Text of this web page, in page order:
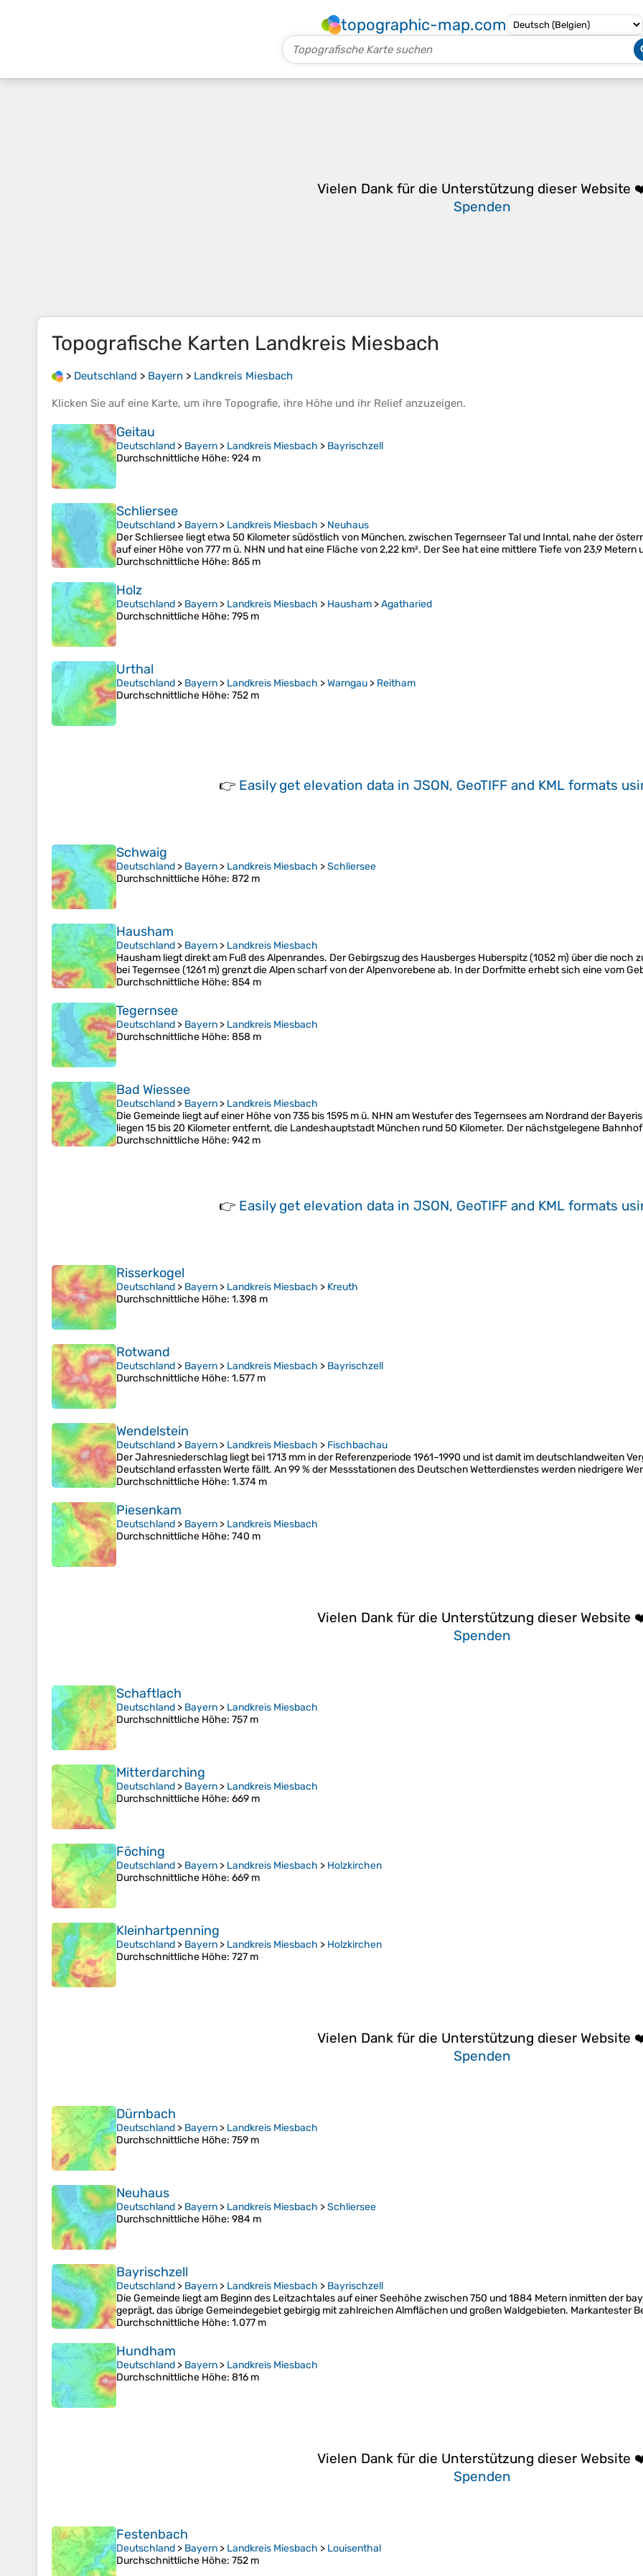
topographic-map.com
Vielen Dank für die Unterstützung dieser Website
Spenden
Topografische Karten Landkreis Miesbach
> Deutschland > Bayern > Landkreis Miesbach
Klicken Sie auf eine Karte, um ihre Topografie, ihre Höhe und ihr Relief anzuzeigen.
Geitau
Deutschland > Bayern > Landkreis Miesbach > Bayrischzell
Durchschnittliche Höhe: 924 m
Schliersee
Deutschland > Bayern > Landkreis Miesbach > Neuhaus
Der Schliersee liegt etwa 50 Kilometer südöstlich von München, zwischen Tegernseer Tal und Inntal, nahe der
auf einer Höhe von 777 m ü. NHN und hat eine Fläche von 2,22 km². Der See hat eine mittlere Tiefe von 23,9 Metern
Durchschnittliche Höhe: 865 m
Holz
Deutschland > Bayern > Landkreis Miesbach > Hausham >Agatharied
Durchschnittliche Höhe: 795 m
Urthal
Deutschland > Bayern > Landkreis Miesbach >Warngau > Reitham
Durchschnittliche Höhe: 752 m
👉 Easily get elevation data in JSON, GeoTIFF and KML formats
Schwaig
Deutschland > Bayern > Landkreis Miesbach >Schliersee
Durchschnittliche Höhe: 872 m
Hausham
Deutschland > Bayern > Landkreis Miesbach
Hausham liegt direkt am Fuß des Alpenrandes. Der Gebirgszug des Hausberges Huberspitz (1052 m) über die noch
bei Tegernsee (1261 m) grenzt die Alpen scharf von der Alpenvorebene ab. In der Dorfmitte erhebt sich eine vom
Durchschnittliche Höhe: 854 m
Tegernsee
Deutschland > Bayern > Landkreis Miesbach
Durchschnittliche Höhe: 858 m
Bad Wiessee
Deutschland > Bayern > Landkreis Miesbach
Die Gemeinde liegt auf einer Höhe von 735 bis 1595 m ü. NHN am Westufer des Tegernsees am Nordrand der
liegen 15 bis 20 Kilometer entfernt, die Landeshauptstadt München rund 50 Kilometer. Der nächstgelegene
Durchschnittliche Höhe: 942 m
👉 Easily get elevation data in JSON, GeoTIFF and KML formats
Risserkogel
Deutschland > Bayern > Landkreis Miesbach > Kreuth
Durchschnittliche Höhe: 1.398 m
Rotwand
Deutschland > Bayern > Landkreis Miesbach > Bayrischzell
Durchschnittliche Höhe: 1.577 m
Wendelstein
Deutschland > Bayern > Landkreis Miesbach > Fischbachau
Der Jahresniederschlag liegt bei 1713 mm in der Referenzperiode 1961–1990 und ist damit im deutschlandweiten
Deutschland erfassten Werte fällt. An 99 % der Messstationen des Deutschen Wetterdienstes werden niedrigere
Durchschnittliche Höhe: 1.374 m
Piesenkam
Deutschland > Bayern > Landkreis Miesbach
Durchschnittliche Höhe: 740 m
Vielen Dank für die Unterstützung dieser Website
Spenden
Schaftlach
Deutschland > Bayern > Landkreis Miesbach
Durchschnittliche Höhe: 757 m
Mitterdarching
Deutschland > Bayern > Landkreis Miesbach
Durchschnittliche Höhe: 669 m
Föching
Deutschland > Bayern > Landkreis Miesbach > Holzkirchen
Durchschnittliche Höhe: 669 m
Kleinhartpenning
Deutschland > Bayern > Landkreis Miesbach > Holzkirchen
Durchschnittliche Höhe: 727 m
Vielen Dank für die Unterstützung dieser Website
Spenden
Dürnbach
Deutschland > Bayern > Landkreis Miesbach
Durchschnittliche Höhe: 759 m
Neuhaus
Deutschland > Bayern > Landkreis Miesbach >Schliersee
Durchschnittliche Höhe: 984 m
Bayrischzell
Deutschland > Bayern > Landkreis Miesbach > Bayrischzell
Die Gemeinde liegt am Beginn des Leitzachtales auf einer Seehöhe zwischen 750 und 1884 Metern inmitten der
geprägt, das übrige Gemeindegebiet gebirgig mit zahlreichen Almflächen und großen Waldgebieten. Markantester
Durchschnittliche Höhe: 1.077 m
Hundham
Deutschland > Bayern > Landkreis Miesbach
Durchschnittliche Höhe: 816 m
Vielen Dank für die Unterstützung dieser Website
Spenden
Festenbach
Deutschland > Bayern > Landkreis Miesbach > Louisenthal
Durchschnittliche Höhe: 752 m